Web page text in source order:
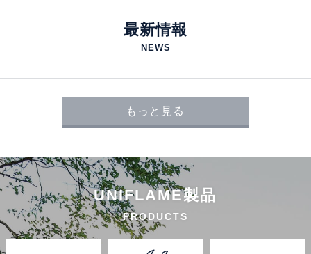
最新情報
NEWS
もっと見る
UNIFLAME製品
PRODUCTS